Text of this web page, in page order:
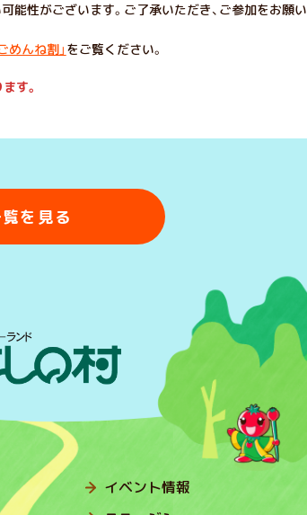
性がございます。ご了承いただき、ご参加をお願い
めんね割」 をご覧ください。
す。
を見る
イベント情報